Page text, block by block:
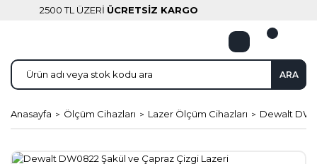
2500 TL ÜZERİ ÜCRETSİZ KARGO
ARA
Anasayfa Ölçüm Cihazları Lazer Ölçüm Cihazları Dewalt